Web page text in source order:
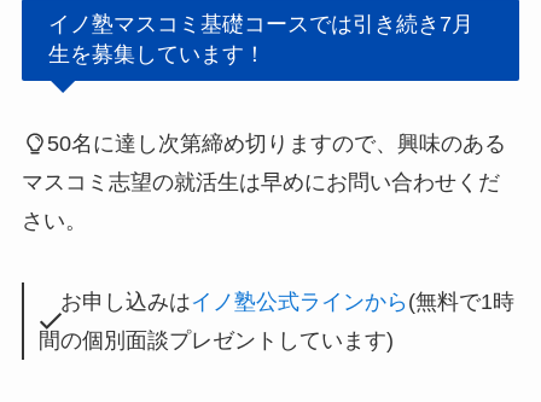
イノ塾マスコミ基礎コースでは引き続き7月
生を募集しています！
50名に達し次第締め切りますので、興味のある
マスコミ志望の就活生は早めにお問い合わせくだ
さい。
お申し込みはイノ塾公式ラインから (無料で1時
間の個別面談プレゼントしています)